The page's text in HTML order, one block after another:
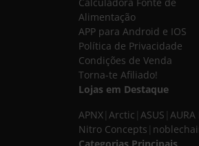
Alimentação
APP para Android e IOS
Política de Privacidade
Condições de Venda
Torna-te Afiliado!
Lojas em Destaque
APNX Arctic ASUS AURA
Nitro Concepts
Categorias Principais